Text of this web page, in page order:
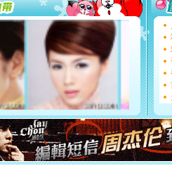
[圣诞节]
能正大光
都要快乐
[圣诞节]
如意,快
[元旦]
看
断电。
你是我
[元旦]
如
起；二
离。水晶
[元旦]当
泣，这痛
卖了。水